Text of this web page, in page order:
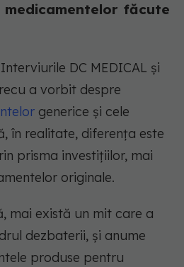
făcute
DC MEDICAL și
a vorbit despre
generice și cele
în realitate, diferența este
prisma investițiilor, mai
originale.
mai există un mit care a
dezbaterii, și anume
produse pentru